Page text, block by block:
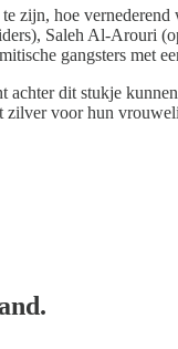
zijn, hoe
Saleh Al-Arouri
gangsters met
dit stukje
voor hun